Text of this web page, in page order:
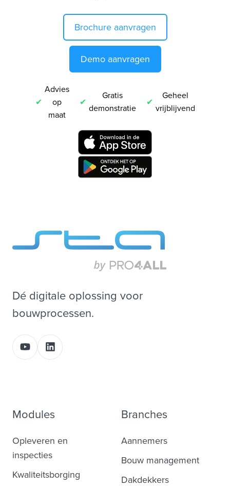
Brochure aanvragen
Demo aanvragen
Advies
op
maat
Gratis
demonstratie
Geheel
vrijblijvend
Dé digitale oplossing voor
bouwprocessen.
Modules
Opleveren en
inspecties
Kwaliteitsborging
Branches
Aannemers
Bouw management
Dakdekkers